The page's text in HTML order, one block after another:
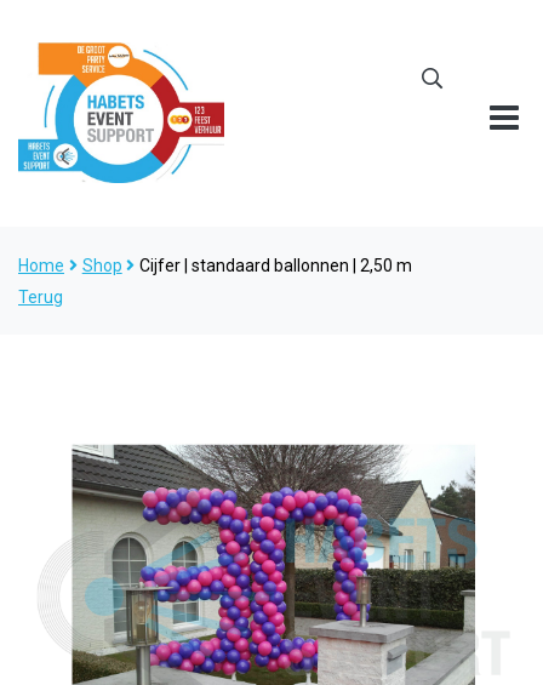
Home Shop
Cijfer | standaard ballonnen | 2,50 m
Terug